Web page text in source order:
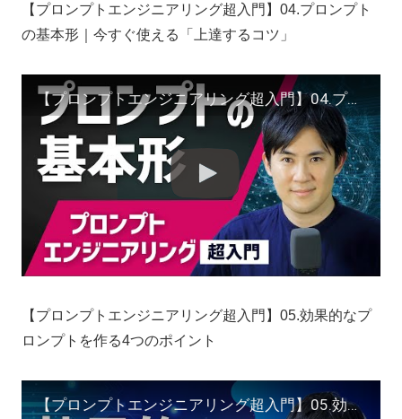
【プロンプトエンジニアリング超入門】04.プロンプト
の基本形｜今すぐ使える「上達するコツ」
【プロンプトエンジニアリング超入門】04.プロンプトの基本形｜今すぐ使える「上達するコツ」
【プロンプトエンジニアリング超入門】05.効果的なプ
ロンプトを作る4つのポイント
【プロンプトエンジニアリング超入門】05.効果的なプロンプトを作る4つのポイント